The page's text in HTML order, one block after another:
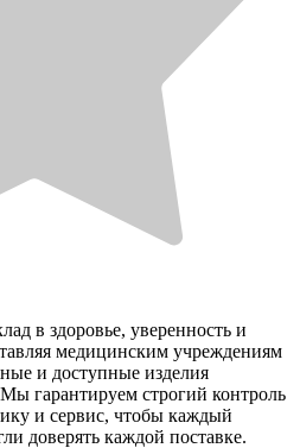
в здоровье, уверенность и
медицинским учреждениям
и доступные изделия
гарантируем строгий контроль
и сервис, чтобы каждый
доверять каждой поставке.